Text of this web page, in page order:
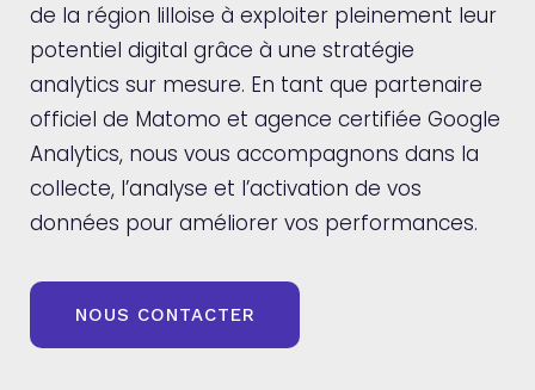
de la région lilloise à exploiter pleinement leur
potentiel digital grâce à une stratégie
analytics sur mesure. En tant que partenaire
officiel de Matomo et agence certifiée Google
Analytics, nous vous accompagnons dans la
collecte, l’analyse et l’activation de vos
données pour améliorer vos performances.
NOUS CONTACTER